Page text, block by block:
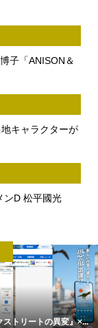
子「ANISON＆
キャラクターが
D 松平國光
ストリートの異変』×...